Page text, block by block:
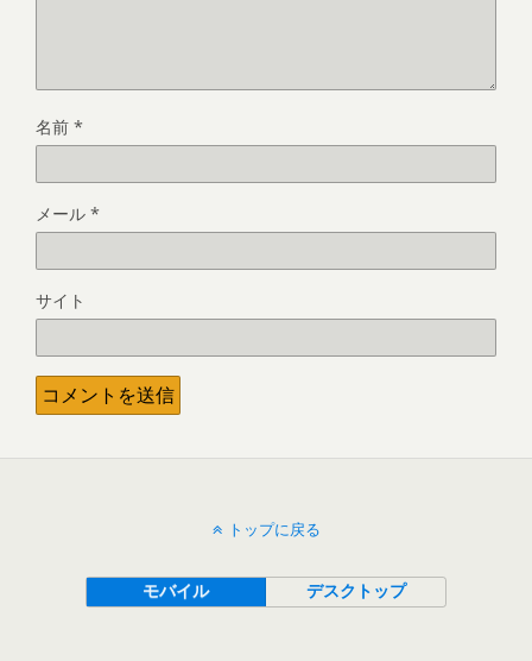
名前 *
メール *
サイト
トップに戻る
モバイル デスクトップ